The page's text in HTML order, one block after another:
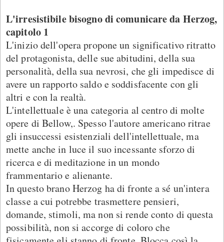
L'irresistibile bisogno di comunicare da Herzog,
capitolo 1
L'inizio dell'opera propone un significativo ritratto
del protagonista, delle sue abitudini, della sua
personalità, della sua nevrosi, che gli impedisce di
avere un rapporto saldo e soddisfacente con gli
altri e con la realtà.
L'intellettuale è una categoria al centro di molte
opere di Bellow,. Spesso l'autore americano ritrae
gli insuccessi esistenziali dell'intellettuale, ma
mette anche in luce il suo incessante sforzo di
ricerca e di meditazione in un mondo
frammentario e alienante.
In questo brano Herzog ha di fronte a sé un'intera
classe a cui potrebbe trasmettere pensieri,
domande, stimoli, ma non si rende conto di questa
possibilità, non si accorge di coloro che